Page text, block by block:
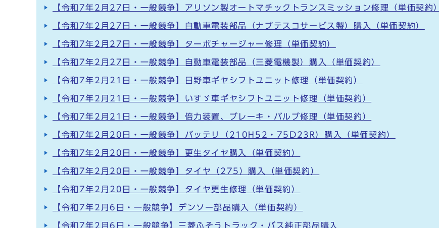
【令和7年2月27日・一般競争】アリソン製オートマチックトランスミッション修理（単価契約）
【令和7年2月27日・一般競争】自動車電装部品（ナブテスコサービス製）購入（単価契約）
【令和7年2月27日・一般競争】ターボチャージャー修理（単価契約）
【令和7年2月27日・一般競争】自動車電装部品（三菱電機製）購入（単価契約）
【令和7年2月21日・一般競争】日野車ギヤシフトユニット修理（単価契約）
【令和7年2月21日・一般競争】いすゞ車ギヤシフトユニット修理（単価契約）
【令和7年2月21日・一般競争】倍力装置、ブレーキ・バルブ修理（単価契約）
【令和7年2月20日・一般競争】バッテリ（210H52・75D23R）購入（単価契約）
【令和7年2月20日・一般競争】更生タイヤ購入（単価契約）
【令和7年2月20日・一般競争】タイヤ（275）購入（単価契約）
【令和7年2月20日・一般競争】タイヤ更生修理（単価契約）
【令和7年2月6日・一般競争】デンソー部品購入（単価契約）
【令和7年2月6日・一般競争】三菱ふそうトラック・バス純正部品購入